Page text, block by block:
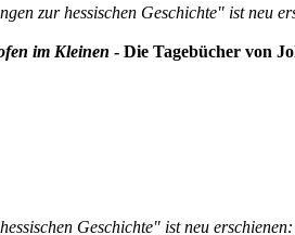
zur hessischen Geschichte" ist neu
im Kleinen - Die Tagebücher von
Geschichte" ist neu erschienen: